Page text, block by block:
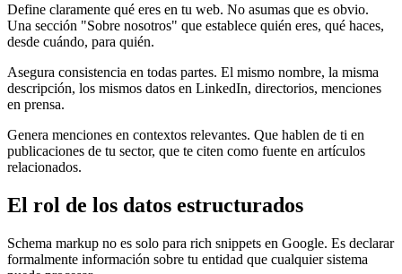
Define claramente qué eres en tu web. No asumas que es obvio.
Una sección "Sobre nosotros" que establece quién eres, qué haces,
desde cuándo, para quién.
Asegura consistencia en todas partes. El mismo nombre, la misma
descripción, los mismos datos en LinkedIn, directorios, menciones
en prensa.
Genera menciones en contextos relevantes. Que hablen de ti en
publicaciones de tu sector, que te citen como fuente en artículos
relacionados.
El rol de los datos estructurados
Schema markup no es solo para rich snippets en Google. Es declarar
formalmente información sobre tu entidad que cualquier sistema